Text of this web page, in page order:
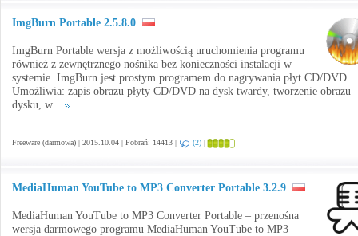
ImgBurn Portable 2.5.8.0
ImgBurn Portable wersja z możliwością uruchomienia programu
również z zewnętrznego nośnika bez konieczności instalacji w
systemie. ImgBurn jest prostym programem do nagrywania płyt CD/DVD.
Umożliwia: zapis obrazu płyty CD/DVD na dysk twardy, tworzenie obrazu
dysku, w...
Freeware (darmowa) | 2015.10.04 | Pobrań: 14413 | (2) |
MediaHuman YouTube to MP3 Converter Portable 3.2.9
MediaHuman YouTube to MP3 Converter Portable – przenośna
wersja darmowego programu MediaHuman YouTube to MP3